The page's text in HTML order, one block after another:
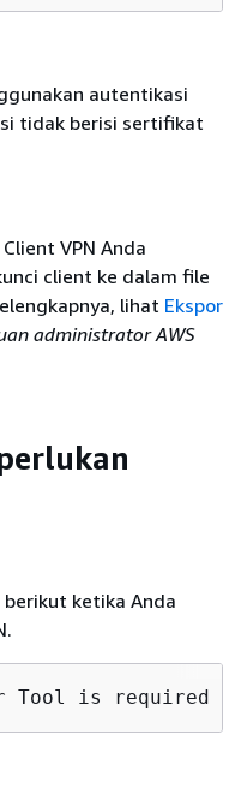
autentikasi
tidak berisi sertifikat
VPN Anda
client ke dalam file
lihat Ekspor
administrator AWS
ketika Anda
Tool is required